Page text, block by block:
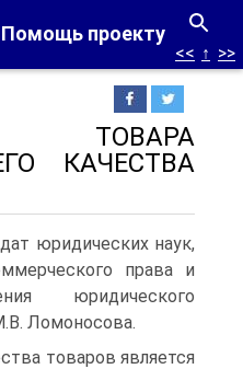
Помощь проекту
<< ↑ >>
КАЧЕСТВА
юридических наук,
права и
юридического
Ломоносова.
товаров является